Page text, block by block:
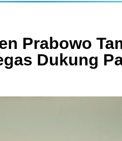
Prabowo
Dukung